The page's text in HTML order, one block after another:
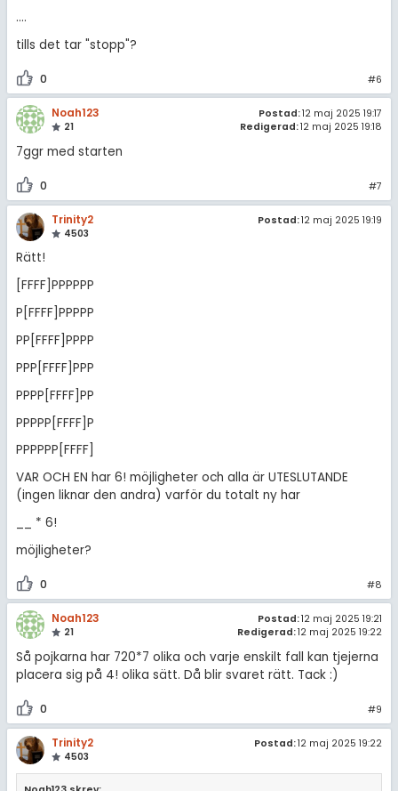
....
tills det tar "stopp"?
0 #6
Noah123
21
Postad:12 maj 2025 19:17
Redigerad:12 maj 2025 19:18
7ggr med starten
0 #7
Trinity2
4503
Postad:12 maj 2025 19:19
Rätt!
[FFFF]PPPPPP
P[FFFF]PPPPP
PP[FFFF]PPPP
PPP[FFFF]PPP
PPPP[FFFF]PP
PPPPP[FFFF]P
PPPPPP[FFFF]
VAR OCH EN har 6! möjligheter och alla är UTESLUTANDE
(ingen liknar den andra) varför du totalt ny har
__ * 6!
möjligheter?
0 #8
Noah123
21
Postad:12 maj 2025 19:21
Redigerad:12 maj 2025 19:22
Så pojkarna har 720*7 olika och varje enskilt fall kan tjejerna
placera sig på 4! olika sätt. Då blir svaret rätt. Tack :)
0 #9
Trinity2
4503
Postad:12 maj 2025 19:22